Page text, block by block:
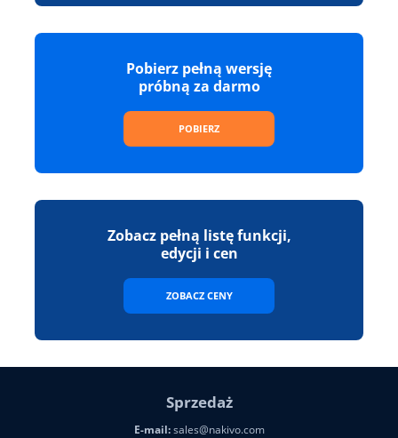
Pobierz pełną wersję
próbną za darmo
POBIERZ
Zobacz pełną listę funkcji,
edycji i cen
ZOBACZ CENY
Sprzedaż
E-mail:sales@nakivo.com